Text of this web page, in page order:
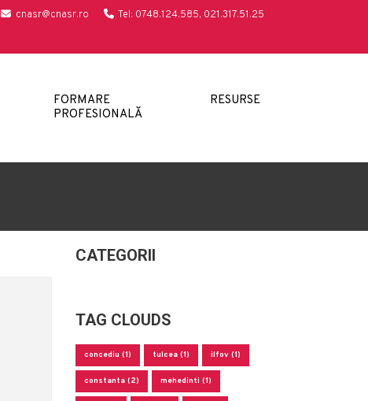
cnasr@cnasr.ro Tel: 0748.124.585, 021.317.51.25
FORMARE
PROFESIONALĂ
RESURSE
CATEGORII
TAG CLOUDS
concediu (1) tulcea (1) ilfov (1)
constanta (2) mehedinti (1)